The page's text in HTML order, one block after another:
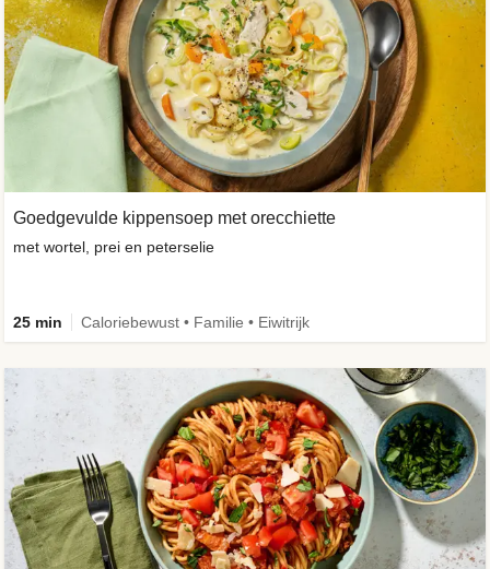
Goedgevulde kippensoep met orecchiette
met wortel, prei en peterselie
25 min Caloriebewust • Familie • Eiwitrijk